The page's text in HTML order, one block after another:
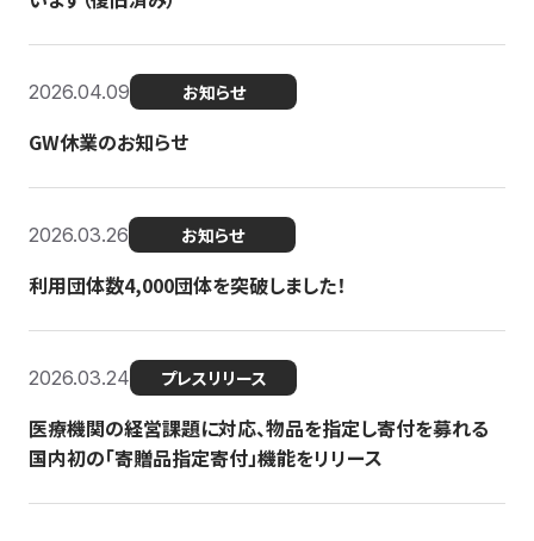
2026.04.09 お知らせ
GW休業のお知らせ
2026.03.26 お知らせ
利用団体数4,000団体を突破しました！
2026.03.24 プレスリリース
医療機関の経営課題に対応、物品を指定し寄付を募れる
国内初の「寄贈品指定寄付」機能をリリース